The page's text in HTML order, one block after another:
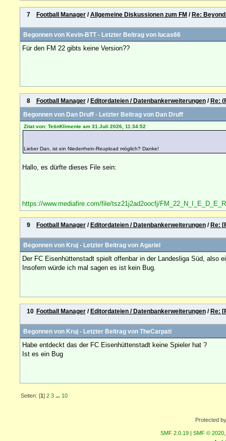
7 Football Manager/Allgemeine Diskussionen zum FM/Re:
Begonnen vonKevin-BTT- Letzter Beitrag von lucas66
Für den FM 22 gibts keine Version??
8 Football Manager/Editordateien / Datenbankerweiterungen/Re:
Begonnen vonDan Druff - Letzter Beitrag vonDan Druff
Zitat von: TetinKlimente am 31.Juli 2026, 11:34:52
Lieber Dan, ist ein Niederrhein-Reupload möglich? Danke!
Hallo, es dürfte dieses File sein:
https://www.mediafire.com/file/tsz21j2ad2oocfj/
9 Football Manager/Editordateien / Datenbankerweiterungen/Re:
Begonnen vonKruj - Letzter Beitrag vonAgariel
Der FC Eisenhüttenstadt spielt offenbar in der Landesliga Süd, also
Insofern würde ich mal sagen es ist kein Bug.
10 Football Manager/Editordateien / Datenbankerweiterungen/Re:
Begonnen vonKruj - Letzter Beitrag vonTheCarpati
Habe entdeckt das der FC Eisenhüttenstadt keine Spieler hat ?
Ist es ein Bug
Seiten: [1]2 3 ... 10
Protected
SMF 2.0.19 | SMF © 2020